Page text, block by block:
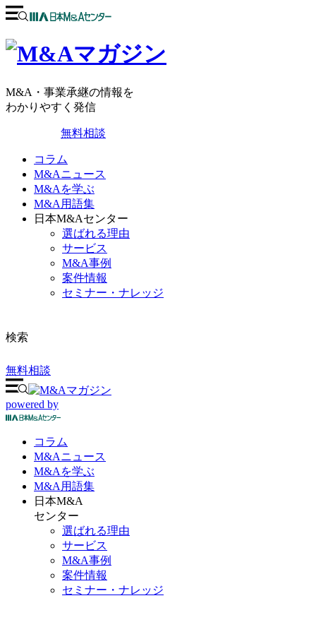
M&A・事業承継の情報を
わかりやすく発信
無料相談
コラム
M&Aニュース
M&Aを学ぶ
M&A用語集
日本M&Aセンター
選ばれる理由
サービス
M&A事例
案件情報
セミナー・ナレッジ
検索
無料相談
powered by
コラム
M&Aニュース
M&Aを学ぶ
M&A 用語集
日本M&A
センター
選ばれる理由
サービス
M&A事例
案件情報
セミナー・ナレッジ